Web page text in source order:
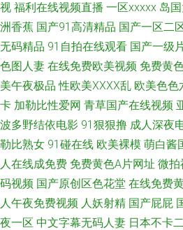
www爆插欧洲 国产射精视频 人妻自拍色图
洲涩 国产熟妇久久 精品国产第一页 欧美国
码午夜 日韩A级电影网 午夜视频97 中文字
社区在线 欧美在一区 四虎中文字幕 最新午
司机A片 日韩电影中文字幕 午夜激情A片
亚洲日韩一二专区 国成精品九区 成人AV社
视 福利在线视频直播 一区xxxxx 岛
洲香蕉 国产91高清精品 国产一区二
无码精品 91自拍在线观看 国产一级
色图人妻 在线免费欧美视频 免费黄
美午夜极品 性欧美ⅩⅩⅩⅩ乱 欧美色色
卡 加勒比性爱网 青草国产在线视频
波多野结依电影 91狠狠撸 成人深夜
勒比熟女 91碰在线 欧美裸模 萌白酱
人在线成免费 免费黄色A片网址 微拍
码视频 国产原创区色花堂 在线免费
人午夜免费视频 人妖射精 国产屁屁
夜一区 中文字幕无码人妻 日本不卡